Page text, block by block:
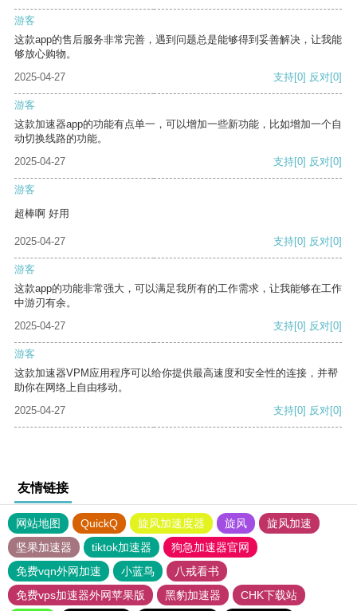
游客
这款app的售后服务非常完善，遇到问题总是能够得到妥善解决，让我能
够放心购物。
2025-04-27
支持[0] 反对[0]
游客
这款加速器app的功能有点单一，可以增加一些新功能，比如增加一个自
动切换线路的功能。
2025-04-27
支持[0] 反对[0]
游客
超棒啊 好用
2025-04-27 支持[0] 反对[0]
游客
这款app的功能非常强大，可以满足我所有的工作需求，让我能够在工作
中游刃有余。
2025-04-27
支持[0] 反对[0]
游客
这款加速器VPM应用程序可以给你提供最高速度和安全性的连接，并帮
助你在网络上自由移动。
2025-04-27
支持[0] 反对[0]
友情链接
网站地图 QuickQ 旋风加速度器 旋风
旋风加速
坚果加速器
tiktok加速器
狗急加速器官网
免费vqn外网加速
小蓝鸟
八戒看书
免费vps加速器外网苹果版
黑豹加速器 CHK下载站